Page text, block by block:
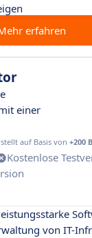
erfahren
einer
auf Basis von +200
Kostenlose
von IT-